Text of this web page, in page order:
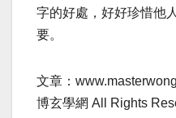
字的好處，好好珍惜他
要。
文章：
博玄學網 All Rights